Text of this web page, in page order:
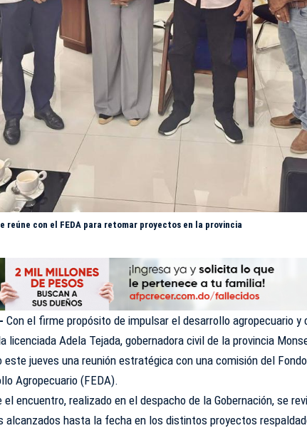
reúne con el FEDA para retomar proyectos en la provincia
Con el firme propósito de impulsar el desarrollo agropecuario y
licenciada Adela Tejada, gobernadora civil de la provincia
este jueves una reunión estratégica con una comisión del
Agropecuario (FEDA).
el encuentro, realizado en el despacho de la Gobernación, se
alcanzados hasta la fecha en los distintos proyectos